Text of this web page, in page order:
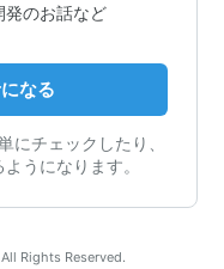
発のお話など
なる
にチェックしたり、
うになります。
Rights Reserved.